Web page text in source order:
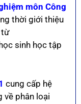
môn Công
thời giới thiệu
từ
sinh học tập
cung cấp hệ
về phân loại